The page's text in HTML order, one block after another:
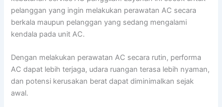
pelanggan yang ingin melakukan perawatan AC secara
berkala maupun pelanggan yang sedang mengalami
kendala pada unit AC.
Dengan melakukan perawatan AC secara rutin, performa
AC dapat lebih terjaga, udara ruangan terasa lebih nyaman,
dan potensi kerusakan berat dapat diminimalkan sejak
awal.